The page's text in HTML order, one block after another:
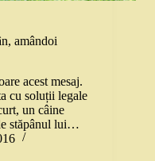
amândoi
acest mesaj.
cu soluții legale
un câine
stăpânul lui…